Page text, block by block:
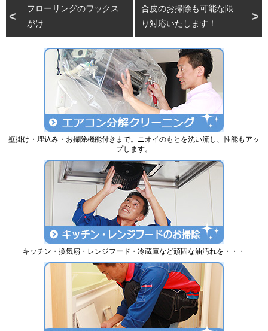
フローリングのワックス
がけ
合皮のお掃除も可能な限
り対応いたします！
壁掛け・埋込み・お掃除機能付きまで。ニオイのもとを洗い流し、性能もアッ
プします。
キッチン・換気扇・レンジフード・冷蔵庫など頑固な油汚れを・・・